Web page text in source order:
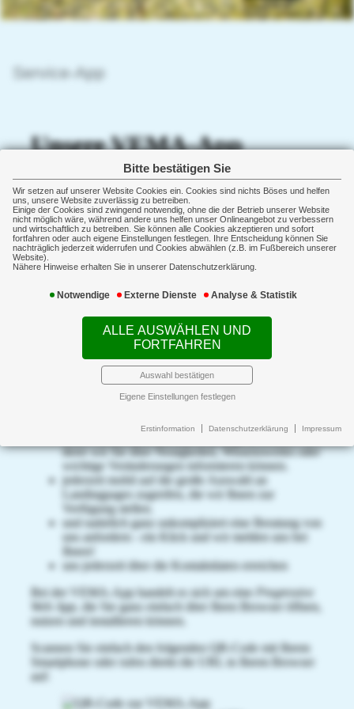
Bitte bestätigen Sie
Wir setzen auf unserer Website Cookies ein. Cookies sind nichts Böses und helfen
uns, unsere Website zuverlässig zu betreiben.
Einige der Cookies sind zwingend notwendig, ohne die der Betrieb unserer Website
nicht möglich wäre, während andere uns helfen unser Onlineangebot zu verbessern
und wirtschaftlich zu betreiben. Sie können alle Cookies akzeptieren und sofort
fortfahren oder auch eigene Einstellungen festlegen. Ihre Entscheidung können Sie
nachträglich jederzeit widerrufen und Cookies abwählen (z.B. im Fußbereich unserer
Website).
Nähere Hinweise erhalten Sie in unserer Datenschutzerklärung.
Notwendige Externe Dienste Analyse & Statistik
ALLE AUSWÄHLEN UND
FORTFAHREN
Auswahl bestätigen
Eigene Einstellungen festlegen
Erstinformation Datenschutzerklärung Impressum
Service-App